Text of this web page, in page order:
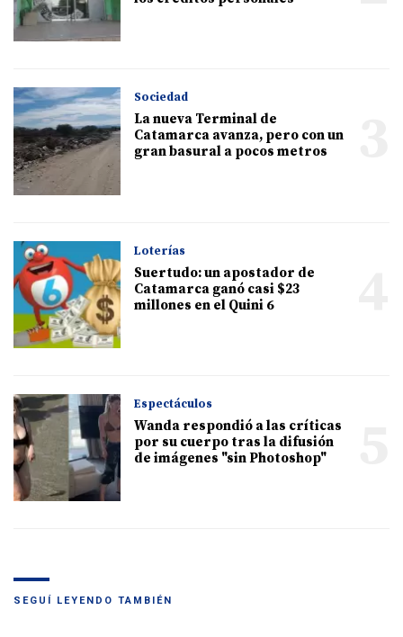
Sociedad
La nueva Terminal de
Catamarca avanza, pero con un
gran basural a pocos metros
Loterías
Suertudo: un apostador de
Catamarca ganó casi $23
millones en el Quini 6
Espectáculos
Wanda respondió a las críticas
por su cuerpo tras la difusión
de imágenes "sin Photoshop"
SEGUÍ LEYENDO TAMBIÉN